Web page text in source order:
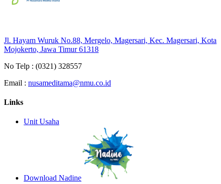
Jl. Hayam Wuruk No.88, Mergelo, Magersari, Kec. Magersari, Kota
Mojokerto, Jawa Timur 61318
No Telp : (0321) 328557
Email : nusameditama@nmu.co.id
Links
Unit Usaha
Download Nadine